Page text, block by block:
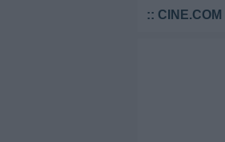
:: CINE.COM